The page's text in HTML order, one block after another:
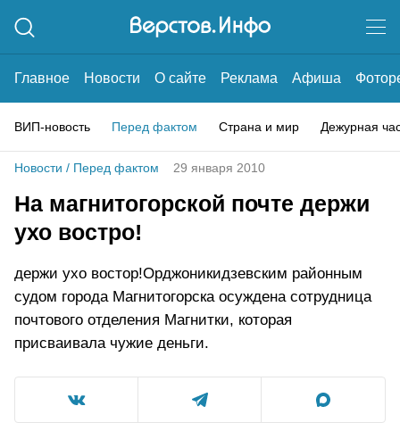
Главное Новости О сайте Реклама Афиша
ВИП-новость Перед фактом Страна и мир Дежурная
Новости / Перед фактом 29 января 2010
На магнитогорской почте держи
ухо востро!
держи ухо востор!Орджоникидзевским районным
судом города Магнитогорска осуждена сотрудница
почтового отделения Магнитки, которая
присваивала чужие деньги.